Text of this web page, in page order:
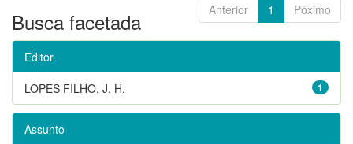
Anterior 1 Póximo
Busca facetada
Editor
1
LOPES FILHO, J. H.
Assunto